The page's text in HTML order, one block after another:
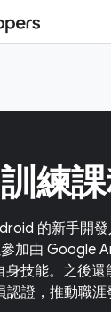
訓練
的新手開
加由 Google
身技能。之後
認證，推動職涯